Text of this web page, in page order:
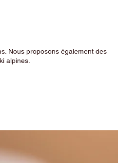
Nous proposons également des
alpines.